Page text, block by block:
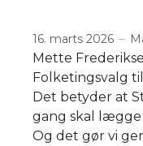
16. marts 2026
Mette
Folketingsvalg
Det betyder at
gang skal
Og det gør vi